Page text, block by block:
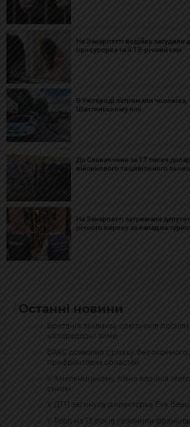
На Закарпатті водійку засудили
прокурорка та її 13-річний син
В Ужгороді затримали
Шахтинському лісі
До Словаччини за 17 тисяч
військового та цивільного за
На Закарпатті затримали
річного вироку за напад на
Останні новини
Британія закликає союзників
напередодні зими
ВАКС дозволив Єрмаку без окремого
прифронтових областей
У Хмельницькому п’яна водійка
сином
У ДТП загинула директорка Eva
У Росії на 13 років ув’язнили